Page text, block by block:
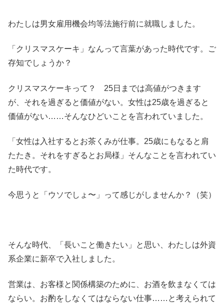
わたしは男女雇用機会均等法施行前に就職しました。
「クリスマスケーキ」なんって言葉があった時代です。ご
存知でしょうか？
クリスマスケーキって？ 25日までは高値がつきます
が、それを過ぎると価値がない。女性は25歳を過ぎると
価値がない……そんなひどいことを言われていました。
「女性は入社するとお茶くみが仕事。25歳にもなると肩
たたき。それをすぎるとお局様」そんなことを言われてい
た時代です。
今思うと「ウソでしょ〜」って感じがしませんか？（笑）
そんな時代、「長いこと働きたい」と思い、わたしは外資
系企業に新卒で入社しました。
営業は、お客様と関係構築のために、お酒を飲まなくては
ならい。お酌をしなくてはならない仕事……と考えられて